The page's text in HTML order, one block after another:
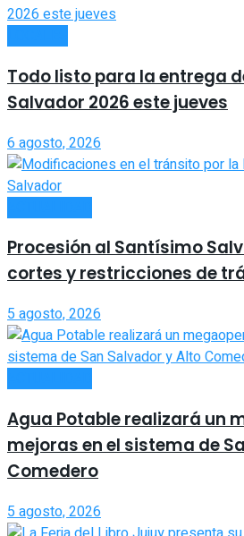
Todo listo para la entrega
Salvador 2026 este jueves
6 agosto, 2026
Procesión al Santísimo
cortes y restricciones de
5 agosto, 2026
Agua Potable realizará un
mejoras en el sistema de
Comedero
5 agosto, 2026